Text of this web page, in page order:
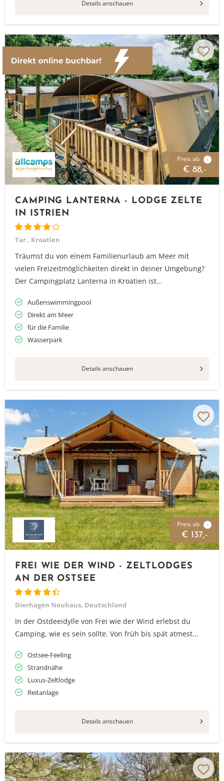
Details anschauen
Preis ab i
€ 88,-
CAMPING LANTERNA - LODGE ZELTE
IN ISTRIEN
Tar , Kroatien
Träumst du von einem Familienurlaub am Meer mit
vielen Freizeitmöglichkeiten direkt in deiner Umgebung?
Der Campingplatz Lanterna in Kroatien ist...
Außenswimmingpool
Direkt am Meer
für die Familie
Wasserpark
Details anschauen
Preis ab i
€ 137,-
FREI WIE DER WIND - ZELTLODGES
AN DER OSTSEE
Dierhagen Neuhaus, Deutschland
In der Ostdeeidylle von Frei wie der Wind erlebst du
Camping, wie es sein sollte. Von früh bis spät atmest...
Ostsee-Feeling
Strandnähe
Luxus-Zeltlodge
Reitanlage
Details anschauen